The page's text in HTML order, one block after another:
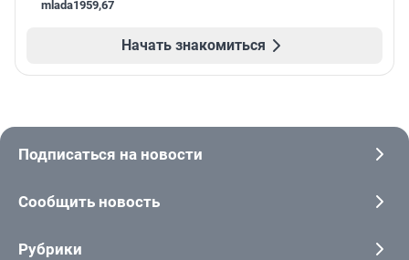
mlada1959,67
Начать знакомиться
Подписаться на новости
Сообщить новость
Рубрики